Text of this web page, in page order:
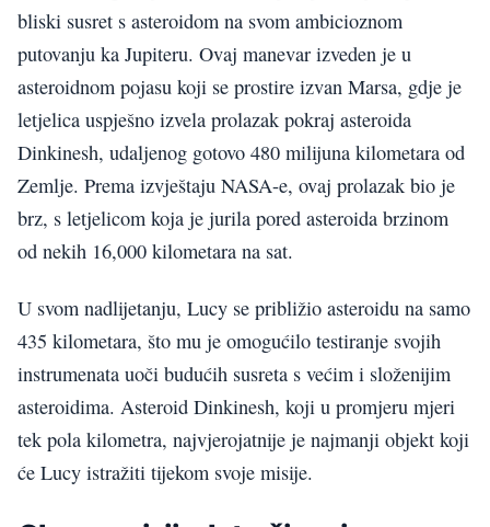
bliski susret s asteroidom na svom ambicioznom
putovanju ka Jupiteru. Ovaj manevar izveden je u
asteroidnom pojasu koji se prostire izvan Marsa, gdje je
letjelica uspješno izvela prolazak pokraj asteroida
Dinkinesh, udaljenog gotovo 480 milijuna kilometara od
Zemlje. Prema izvještaju NASA-e, ovaj prolazak bio je
brz, s letjelicom koja je jurila pored asteroida brzinom
od nekih 16,000 kilometara na sat.
U svom nadlijetanju, Lucy se približio asteroidu na samo
435 kilometara, što mu je omogućilo testiranje svojih
instrumenata uoči budućih susreta s većim i složenijim
asteroidima. Asteroid Dinkinesh, koji u promjeru mjeri
tek pola kilometra, najvjerojatnije je najmanji objekt koji
će Lucy istražiti tijekom svoje misije.